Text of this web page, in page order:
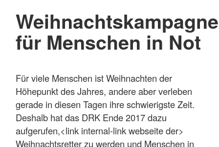
Weihnachtskampagne
für Menschen in Not
Für viele Menschen ist Weihnachten der
Höhepunkt des Jahres, andere aber verleben
gerade in diesen Tagen ihre schwierigste Zeit.
Deshalb hat das DRK Ende 2017 dazu
aufgerufen,<link internal-link webseite der>
Weihnachtsretter zu werden und Menschen in